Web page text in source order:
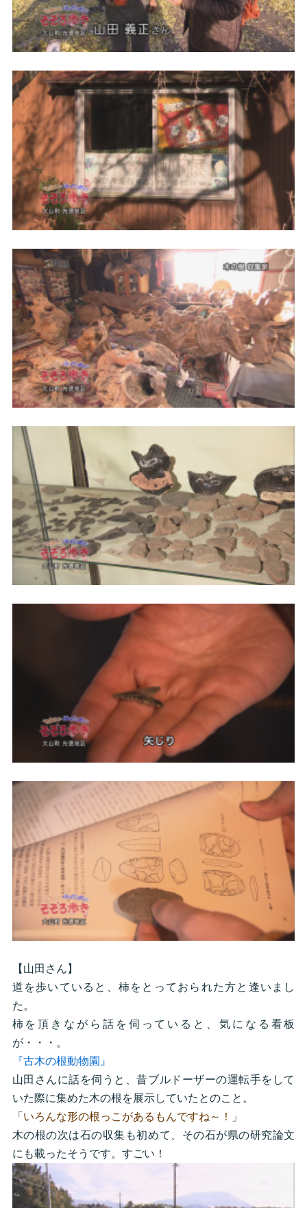
【山田さん】
道を歩いていると、柿をとっておられた方と逢いまし
た。
柿を頂きながら話を伺っていると、気になる看板
が・・・。
『古木の根動物園』
山田さんに話を伺うと、昔ブルドーザーの運転手をして
いた際に集めた木の根を展示していたとのこと。
「 いろんな形の根っこがあるもんですね～！
」
木の根の次は石の収集も初めて、その石が県の研究論文
にも載ったそうです。すごい！